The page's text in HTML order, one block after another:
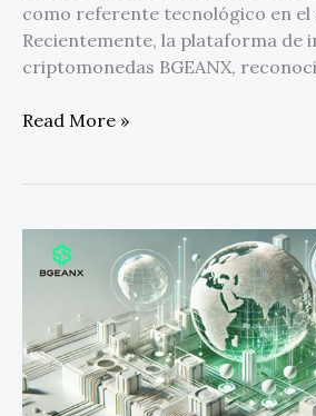
como referente tecnológico en
Recientemente, la plataforma de
criptomonedas BGEANX,
Read More »
BGEANX
supera
millones
de
usuarios